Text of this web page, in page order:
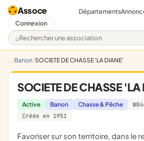
Assoce
Rechercher une association
Départements
Connexion
Banon SOCIETE DE CHASSE 'LA DIANE'
SOCIETE DE CHASSE 'LA
Active Banon Chasse & Pêche
Créée en 1951
favoriser sur son territoire, dans le respect des